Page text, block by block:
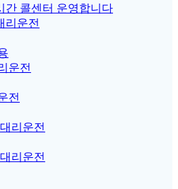
간 콜센터 운영합니다
리운전
운전
전
리운전
리운전